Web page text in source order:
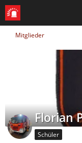
Mitglieder
Florian
Schüler